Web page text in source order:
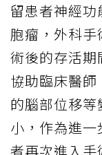
留患者神經
胞瘤，外科
術後的存活期
協助臨床醫
的腦部位移
小，作為進
者再次進入手